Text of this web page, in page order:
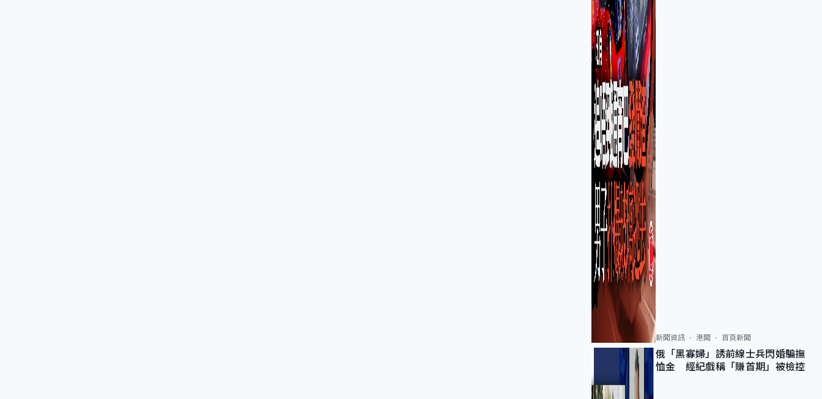
新聞資訊 港聞 首頁新聞
俄「黑寡婦」誘前線士兵閃婚騙撫
恤金 經紀戲稱「賺首期」被檢控